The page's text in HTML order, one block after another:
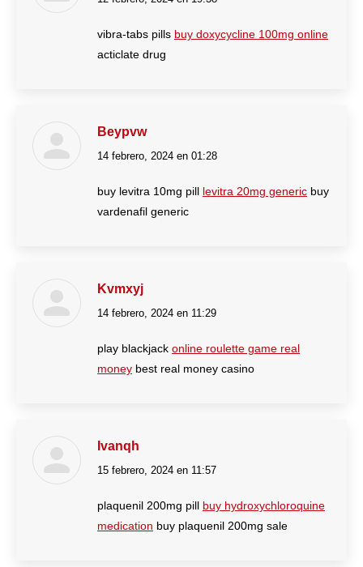
vibra-tabs pills buy doxycycline 100mg online
acticlate drug
Beypvw
dice:
14 febrero, 2024 en 01:28
buy levitra 10mg pill levitra 20mg generic buy
vardenafil generic
Kvmxyj
dice:
14 febrero, 2024 en 11:29
play blackjack online roulette game real
money best real money casino
Ivanqh
dice:
15 febrero, 2024 en 11:57
plaquenil 200mg pill buy hydroxychloroquine
medication buy plaquenil 200mg sale